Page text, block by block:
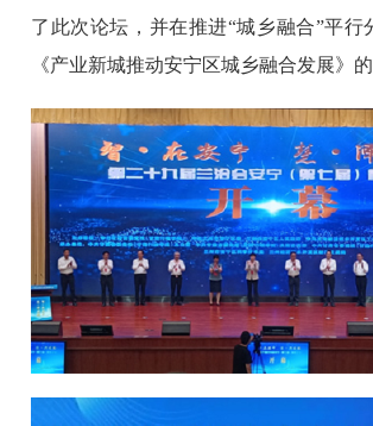
了此次论坛，并在推进“城乡融合”平行
《产业新城推动安宁区城乡融合发展》的